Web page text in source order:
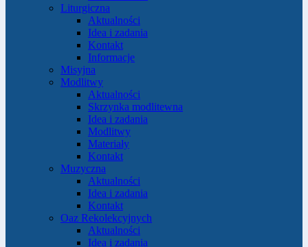
Liturgiczna
Aktualności
Idea i zadania
Kontakt
Informacje
Misyjna
Modlitwy
Aktualności
Skrzynka modlitewna
Idea i zadania
Modlitwy
Materiały
Kontakt
Muzyczna
Aktualności
Idea i zadania
Kontakt
Oaz Rekolekcyjnych
Aktualności
Idea i zadania